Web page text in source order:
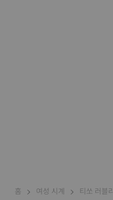
홈 여성 시계 티쏘 러블리